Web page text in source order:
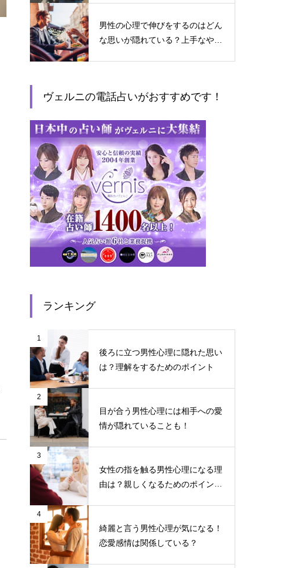
男性の心理で伸びをするのはどん
な思いが隠れている？上手なやり
ヴェルニの電話占いがおすすめです！
ランキング
1
後ろに立つ男性心理に隠れた思い
は？理解をするためのポイント
2
目が合う男性心理には相手への愛
情が隠れていることも！
3
女性の指を触る男性心理になる理
由は？親しくなるためのポイント
4
綺麗と言う男性心理が気になる！
恋愛感情は関係している？